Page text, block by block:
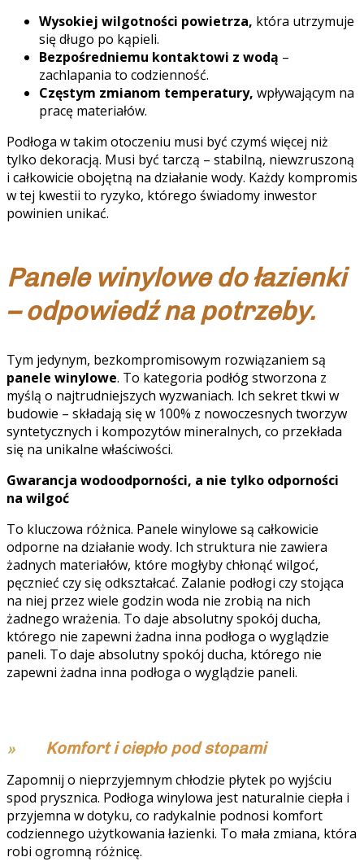
Wysokiej wilgotności powietrza, która utrzymuje
się długo po kąpieli.
Bezpośredniemu kontaktowi z wodą –
zachlapania to codzienność.
Częstym zmianom temperatury, wpływającym na
pracę materiałów.
Podłoga w takim otoczeniu musi być czymś więcej niż
tylko dekoracją. Musi być tarczą – stabilną, niewzruszoną
i całkowicie obojętną na działanie wody. Każdy kompromis
w tej kwestii to ryzyko, którego świadomy inwestor
powinien unikać.
Panele winylowe do łazienki
– odpowiedź na potrzeby.
Tym jedynym, bezkompromisowym rozwiązaniem są
panele winylowe. To kategoria podłóg stworzona z
myślą o najtrudniejszych wyzwaniach. Ich sekret tkwi w
budowie – składają się w 100% z nowoczesnych tworzyw
syntetycznych i kompozytów mineralnych, co przekłada
się na unikalne właściwości.
Gwarancja wodoodporności, a nie tylko odporności
na wilgoć
To kluczowa różnica. Panele winylowe są całkowicie
odporne na działanie wody. Ich struktura nie zawiera
żadnych materiałów, które mogłyby chłonąć wilgoć,
pęcznieć czy się odkształcać. Zalanie podłogi czy stojąca
na niej przez wiele godzin woda nie zrobią na nich
żadnego wrażenia. To daje absolutny spokój ducha,
którego nie zapewni żadna inna podłoga o wyglądzie
paneli. To daje absolutny spokój ducha, którego nie
zapewni żadna inna podłoga o wyglądzie paneli.
Komfort i ciepło pod stopami
Zapomnij o nieprzyjemnym chłodzie płytek po wyjściu
spod prysznica. Podłoga winylowa jest naturalnie ciepła i
przyjemna w dotyku, co radykalnie podnosi komfort
codziennego użytkowania łazienki. To mała zmiana, która
robi ogromną różnicę.